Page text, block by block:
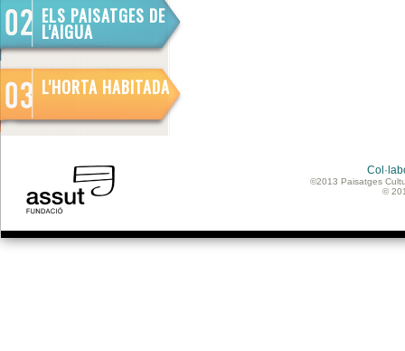
ELS PAISATGES DE
L'AIGUA
L'HORTA HABITADA
©2013 Paisatges
©